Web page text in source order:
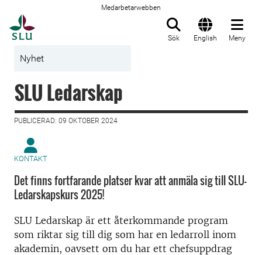
Medarbetarwebben
Sök English Meny
Nyhet
SLU Ledarskap
PUBLICERAD: 09 OKTOBER 2024
KONTAKT
Det finns fortfarande platser kvar att anmäla sig till SLU-
Ledarskapskurs 2025!
SLU Ledarskap är ett återkommande program
som riktar sig till dig som har en ledarroll inom
akademin, oavsett om du har ett chefsuppdrag